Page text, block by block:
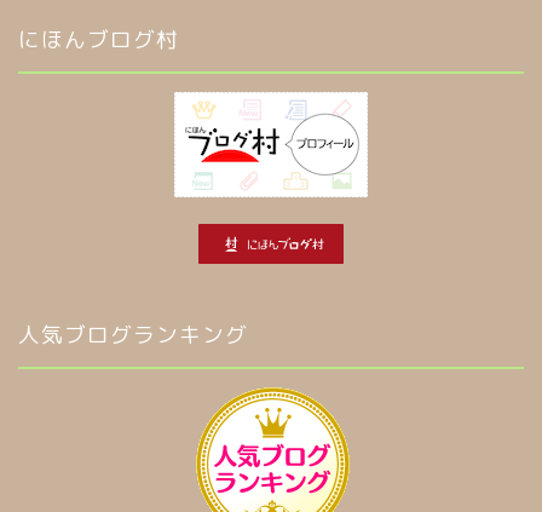
にほんブログ村
人気ブログランキング